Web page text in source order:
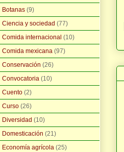
Botanas (9)
Ciencia y sociedad (77)
Comida internacional (10)
Comida mexicana (97)
Conservación (26)
Convocatoria (10)
Cuento (2)
Curso (26)
Diversidad (10)
Domesticación (21)
Economía agrícola (25)